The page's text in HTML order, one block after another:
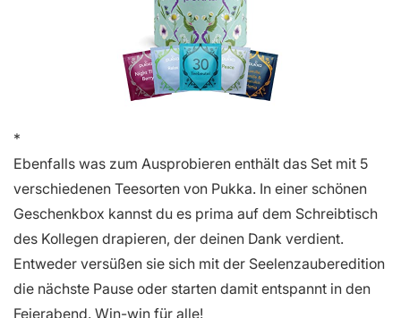
Ebenfalls was zum Ausprobieren enthält das Set mit 5
verschiedenen Teesorten von Pukka. In einer schönen
Geschenkbox kannst du es prima auf dem Schreibtisch
des Kollegen drapieren, der deinen Dank verdient.
Entweder versüßen sie sich mit der Seelenzauberedition
die nächste Pause oder starten damit entspannt in den
Feierabend. Win-win für alle!